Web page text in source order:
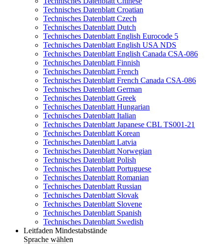
Technisches Datenblatt Croatian
Technisches Datenblatt Czech
Technisches Datenblatt Dutch
Technisches Datenblatt English Eurocode 5
Technisches Datenblatt English USA NDS
Technisches Datenblatt English Canada CSA-086
Technisches Datenblatt Finnish
Technisches Datenblatt French
Technisches Datenblatt French Canada CSA-086
Technisches Datenblatt German
Technisches Datenblatt Greek
Technisches Datenblatt Hungarian
Technisches Datenblatt Italian
Technisches Datenblatt Japanese CBL TS001-21
Technisches Datenblatt Korean
Technisches Datenblatt Latvia
Technisches Datenblatt Norwegian
Technisches Datenblatt Polish
Technisches Datenblatt Portuguese
Technisches Datenblatt Romanian
Technisches Datenblatt Russian
Technisches Datenblatt Slovak
Technisches Datenblatt Slovene
Technisches Datenblatt Spanish
Technisches Datenblatt Swedish
Leitfaden Mindestabstände
Sprache wählen